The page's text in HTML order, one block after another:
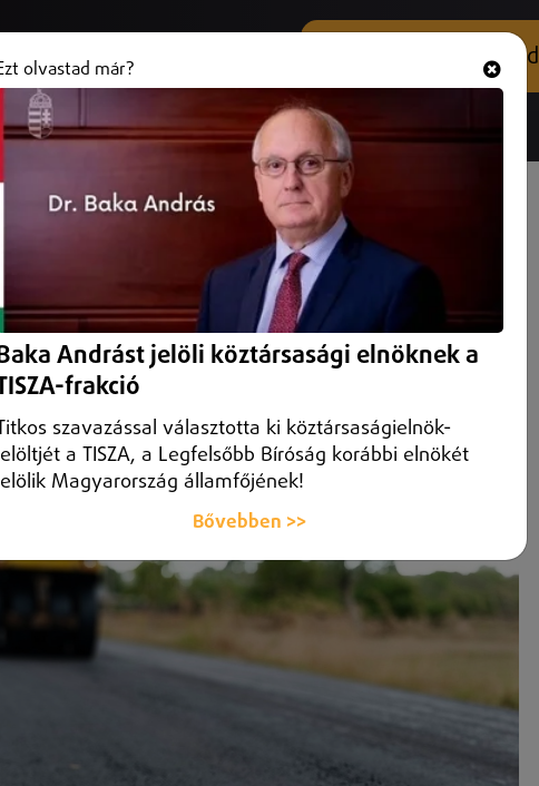
+36 (20) 316 3000 Hallgasd és nézd
kell számítani a
a debreceni északi elkerülő úton a Domokos Márton út folytatása
olvastad már?
Andrást jelöli köztársasági elnöknek a
frakció
szavazással választotta ki köztársaságielnök-
a TISZA, a Legfelsőbb Bíróság korábbi elnökét
Magyarország államfőjének!
Bővebben >>